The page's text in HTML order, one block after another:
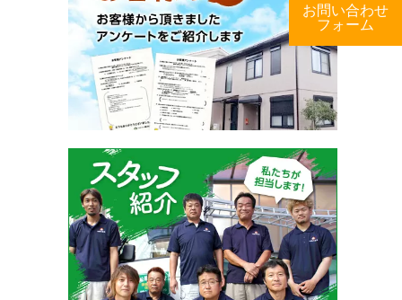
お問い合わせ
フォーム